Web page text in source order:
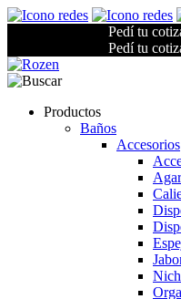
Pedí tu
Pedí tu
Productos
Baños
Accesorios